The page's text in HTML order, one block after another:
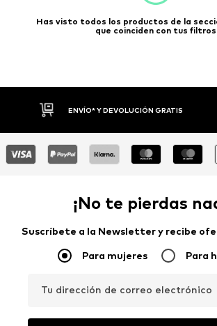
Has visto todos los productos de la
que coinciden con tus filtros
ENVÍO* Y DEVOLUCIÓN GRATIS
¡No te pierdas
Suscríbete a la Newsletter y recibe
Para mujeres Para
Tu dirección de correo electrónico